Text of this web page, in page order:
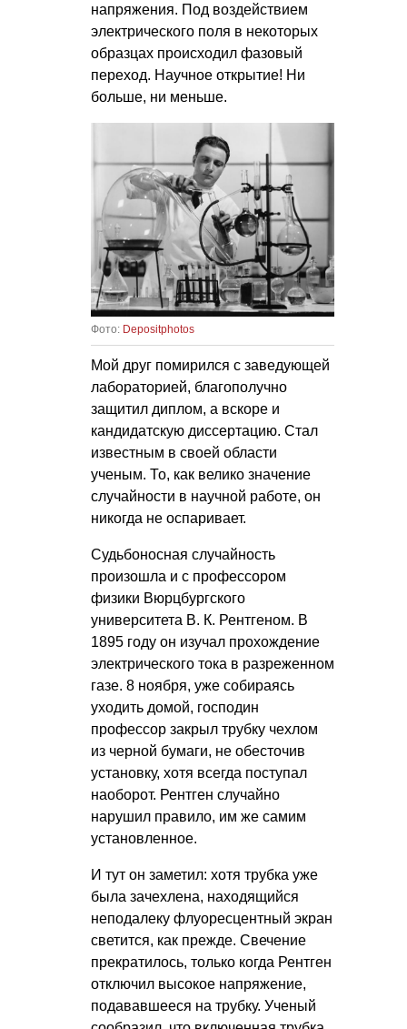
напряжения. Под воздействием
электрического поля в некоторых
образцах происходил фазовый
переход. Научное открытие! Ни
больше, ни меньше.
Фото: Depositphotos
Мой друг помирился с заведующей
лабораторией, благополучно
защитил диплом, а вскоре и
кандидатскую диссертацию. Стал
известным в своей области
ученым. То, как велико значение
случайности в научной работе, он
никогда не оспаривает.
Судьбоносная случайность
произошла и с профессором
физики Вюрцбургского
университета В. К. Рентгеном. В
1895 году он изучал прохождение
электрического тока в разреженном
газе. 8 ноября, уже собираясь
уходить домой, господин
профессор закрыл трубку чехлом
из черной бумаги, не обесточив
установку, хотя всегда поступал
наоборот. Рентген случайно
нарушил правило, им же самим
установленное.
И тут он заметил: хотя трубка уже
была зачехлена, находящийся
неподалеку флуоресцентный экран
светится, как прежде. Свечение
прекратилось, только когда Рентген
отключил высокое напряжение,
подававшееся на трубку. Ученый